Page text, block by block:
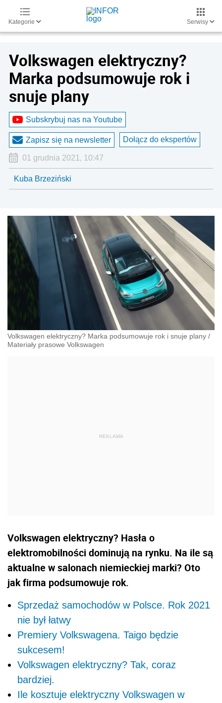
Kategorie Serwisy
Volkswagen elektryczny?
Marka podsumowuje rok i
snuje plany
Subskrybuj nas na Youtube
Zapisz się na newsletter Dołącz do ekspertów
01 grudnia 2021, 10:47
Kuba Brzeziński
Volkswagen elektryczny? Marka podsumowuje rok i snuje plany /
Materiały prasowe Volkswagen
Volkswagen elektryczny? Hasła o
elektromobilności dominują na rynku. Na ile są
aktualne w salonach niemieckiej marki? Oto
jak firma podsumowuje rok.
Sprzedaż samochodów w Polsce. Rok 2021
nie był łatwy
Premiery Volkswagena. Taigo będzie
sukcesem!
Volkswagen elektryczny? Tak, coraz
bardziej.
Ile kosztuje elektryczny Volkswagen w